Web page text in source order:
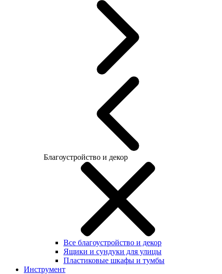
Благоустройство и декор
Все благоустройство и декор
Ящики и сундуки для улицы
Пластиковые шкафы и тумбы
Инструмент